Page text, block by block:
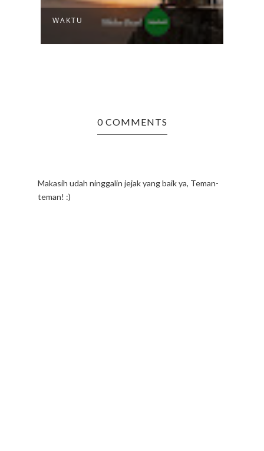
WAKTU
0 COMMENTS
Makasih udah ninggalin jejak yang baik ya, Teman-
teman! :)